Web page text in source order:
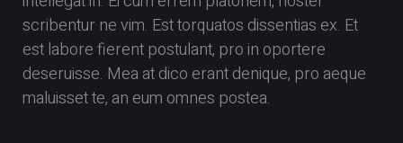
scribentur ne vim. Est torquatos dissentias ex. Et
est labore fierent postulant, pro in oportere
deseruisse. Mea at dico erant denique, pro aeque
maluisset te, an eum omnes postea.